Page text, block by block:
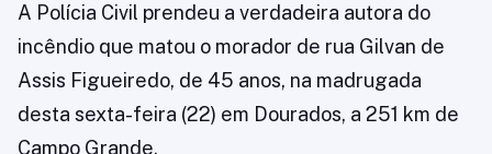
A Polícia Civil prendeu a verdadeira autora do
incêndio que matou o morador de rua Gilvan de
Assis Figueiredo, de 45 anos, na madrugada
desta sexta-feira (22) em Dourados, a 251 km de
Campo Grande.